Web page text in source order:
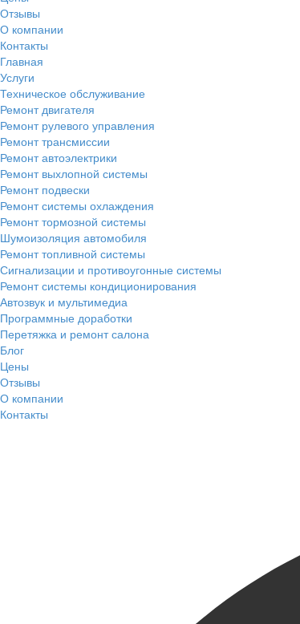
Отзывы
О компании
Контакты
Главная
Услуги
Техническое обслуживание
Ремонт двигателя
Ремонт рулевого управления
Ремонт трансмиссии
Ремонт автоэлектрики
Ремонт выхлопной системы
Ремонт подвески
Ремонт системы охлаждения
Ремонт тормозной системы
Шумоизоляция автомобиля
Ремонт топливной системы
Сигнализации и противоугонные системы
Ремонт системы кондиционирования
Автозвук и мультимедиа
Программные доработки
Перетяжка и ремонт салона
Блог
Цены
Отзывы
О компании
Контакты